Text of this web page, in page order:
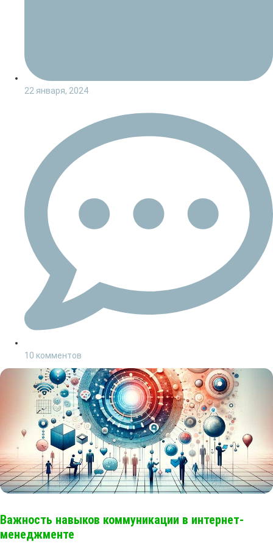
22 января, 2024
10 комментов
Важность навыков коммуникации в интернет-
менеджменте